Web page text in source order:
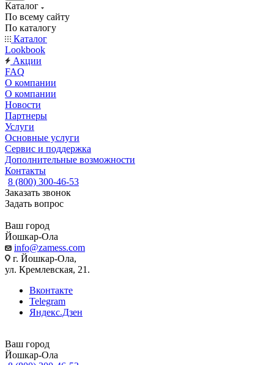
Каталог
По всему сайту
По каталогу
Каталог
Lookbook
Акции
FAQ
О компании
О компании
Новости
Партнеры
Услуги
Основные услуги
Сервис и поддержка
Дополнительные возможности
Контакты
8 (800) 300-46-53
Заказать звонок
Задать вопрос
Ваш город
Йошкар-Ола
info@zamess.com
г. Йошкар-Ола,
ул. Кремлевская, 21.
Вконтакте
Telegram
Яндекс.Дзен
Ваш город
Йошкар-Ола